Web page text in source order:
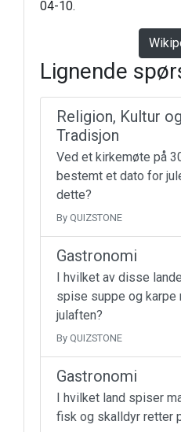
04-10.
Lignende
Religion, Kultur og
Tradisjon
Ved et kirkemøte på
bestemt et dato for
dette?
By QUIZSTONE
Gastronomi
I hvilket av disse
spise suppe og karpe
julaften?
By QUIZSTONE
Gastronomi
I hvilket land spiser
fisk og skalldyr retter